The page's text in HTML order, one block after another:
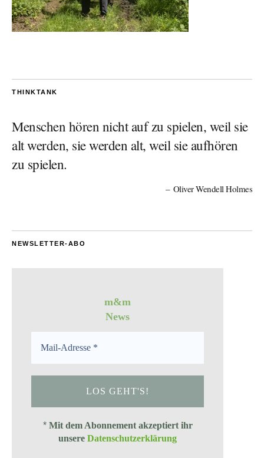
THINKTANK
Menschen hören nicht auf zu spielen, weil sie
alt werden, sie werden alt, weil sie aufhören
zu spielen.
Oliver Wendell Holmes
NEWSLETTER-ABO
m&m
News
* Mit dem Abonnement akzeptiert ihr
unsereDatenschutzerklärung